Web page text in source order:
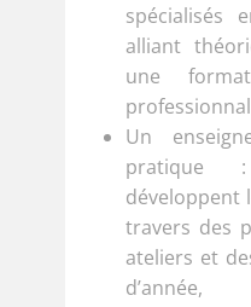
spécialisés
alliant
une
Un
pratique
développent
travers des
ateliers et
d’année,